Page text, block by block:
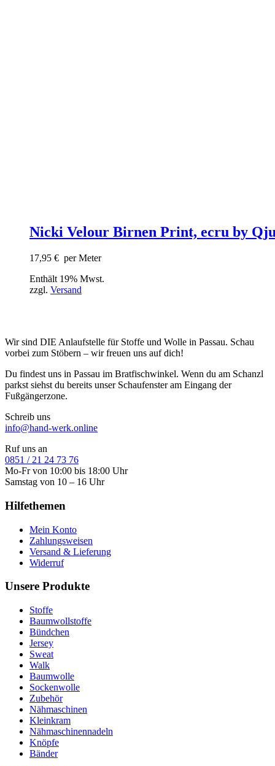
Nicki Velour Birnen Print, ecru by
17,95 € per Meter
Enthält 19% Mwst.
zzgl. Versand
Wir sind DIE Anlaufstelle für Stoffe und Wolle in Passau. Schau
vorbei zum Stöbern – wir freuen uns auf dich!
Du findest uns in Passau im Bratfischwinkel. Wenn du am Schanzl
parkst siehst du bereits unser Schaufenster am Eingang der
Fußgängerzone.
Schreib uns
info@hand-werk.online
Ruf uns an
0851 / 21 24 73 76
Mo-Fr von 10:00 bis 18:00 Uhr
Samstag von 10 – 16 Uhr
Hilfethemen
Mein Konto
Zahlungsweisen
Versand & Lieferung
Widerruf
Unsere Produkte
Stoffe
Baumwollstoffe
Bündchen
Jersey
Sweat
Walk
Baumwolle
Sockenwolle
Zubehör
Nähmaschinen
Kleinkram
Nähmaschinennadeln
Knöpfe
Bänder